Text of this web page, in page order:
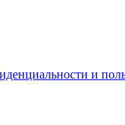
и